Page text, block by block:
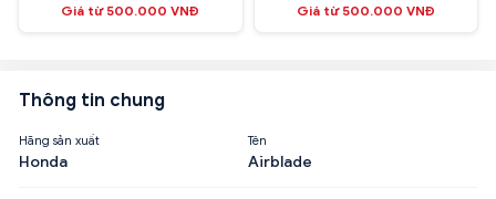
Giá từ 500.000 VNĐ
Giá từ 500.000 VNĐ
Thông tin chung
Hãng sản xuất
Honda
Tên
Airblade